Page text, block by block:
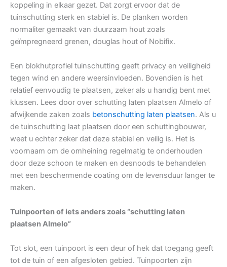
koppeling in elkaar gezet. Dat zorgt ervoor dat de
tuinschutting sterk en stabiel is. De planken worden
normaliter gemaakt van duurzaam hout zoals
geïmpregneerd grenen, douglas hout of Nobifix.
Een blokhutprofiel tuinschutting geeft privacy en veiligheid
tegen wind en andere weersinvloeden. Bovendien is het
relatief eenvoudig te plaatsen, zeker als u handig bent met
klussen. Lees door over schutting laten plaatsen Almelo of
afwijkende zaken zoals betonschutting laten plaatsen. Als u
de tuinschutting laat plaatsen door een schuttingbouwer,
weet u echter zeker dat deze stabiel en veilig is. Het is
voornaam om de omheining regelmatig te onderhouden
door deze schoon te maken en desnoods te behandelen
met een beschermende coating om de levensduur langer te
maken.
Tuinpoorten of iets anders zoals “schutting laten
plaatsen Almelo”
Tot slot, een tuinpoort is een deur of hek dat toegang geeft
tot de tuin of een afgesloten gebied. Tuinpoorten zijn